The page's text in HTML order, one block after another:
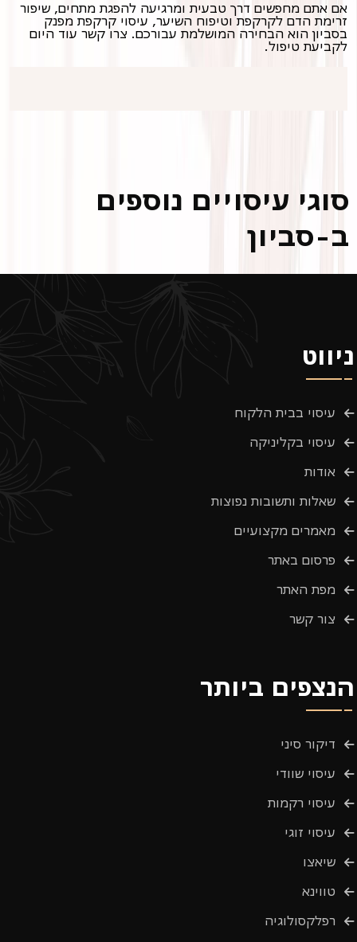
לקביעת טיפול.
סוגי עיסויים נוספים
ב-סביון
ניווט
עיסוי בבית הלקוח
עיסוי בקליניקה
אודות
שאלות ותשובות נפוצות
מאמרים מקצועיים
פרסום באתר
מפת האתר
צור קשר
הנצפים ביותר
דיקור סיני
עיסוי שוודי
עיסוי רקמות
עיסוי זוגי
שיאצו
טווינא
רפלקסולוגיה